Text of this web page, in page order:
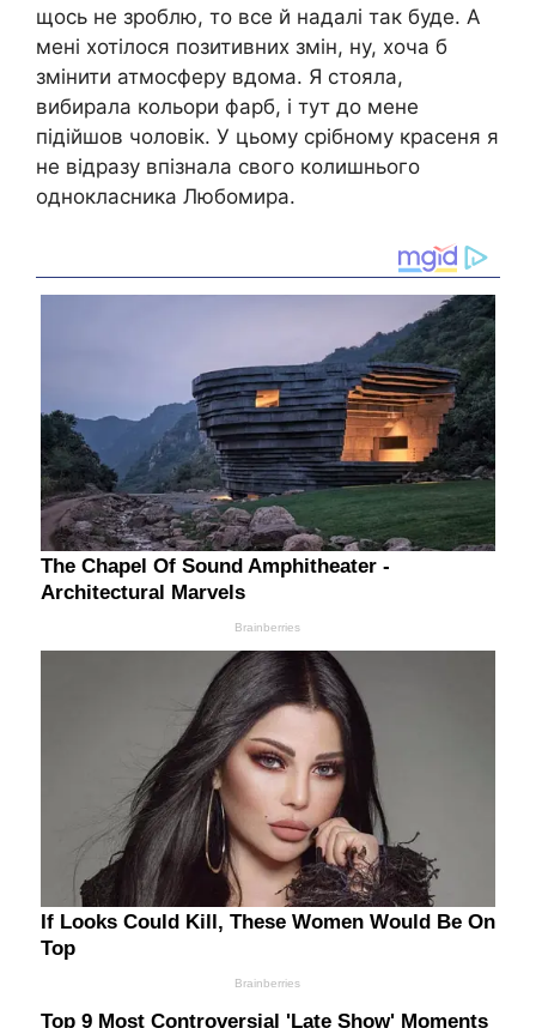
щось не зроблю, то все й надалі так буде. А
мені хотілося позитивних змін, ну, хоча б
змінити атмосферу вдома. Я стояла,
вибирала кольори фарб, і тут до мене
підійшов чоловік. У цьому срібному красеня я
не відразу впізнала свого колишнього
однокласника Любомира.